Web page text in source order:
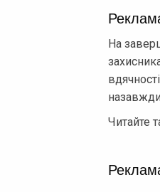
На
Читайте